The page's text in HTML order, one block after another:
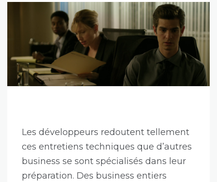
Les développeurs redoutent tellement
ces entretiens techniques que d’autres
business se sont spécialisés dans leur
préparation. Des business entiers